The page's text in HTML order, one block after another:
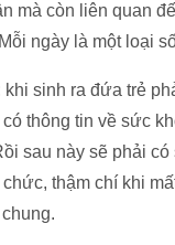
mà còn liên quan
ngày là một loại
sinh ra đứa trẻ
thông tin về sức
sau này sẽ phải
thậm chí khi